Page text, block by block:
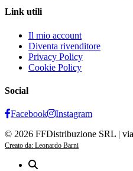
Link utili
Il mio account
Diventa rivenditore
Privacy Policy
Cookie Policy
Social
Facebook
Instagram
© 2026 FFDistribuzione SRL |
Creato da: Leonardo Barni